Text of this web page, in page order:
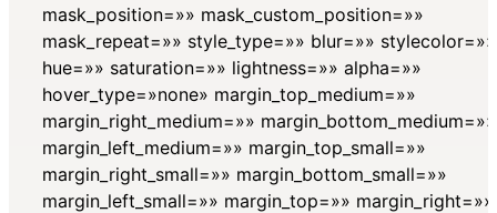
mask_position=»» mask_custom_position=»»
mask_repeat=»» style_type=»» blur=»» stylecolor=»»
hue=»» saturation=»» lightness=»» alpha=»»
hover_type=»none» margin_top_medium=»»
margin_right_medium=»» margin_bottom_medium=»»
margin_left_medium=»» margin_top_small=»»
margin_right_small=»» margin_bottom_small=»»
margin_left_small=»» margin_top=»» margin_right=»»